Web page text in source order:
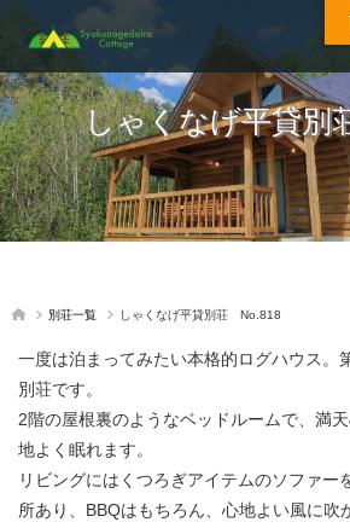
しゃくなげ平貸別
別荘一覧 しゃくなげ平貸別荘 No.818
一度は泊まってみたい本格的ログハウス。
別荘です。
2階の屋根裏のようなベッドルームで、満
地よく眠れます。
リビングにはくつろぎアイテムのソファー
所あり、BBQはもちろん、心地よい風に吹